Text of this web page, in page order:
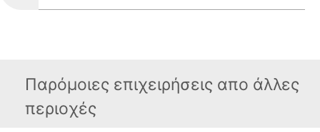
Παρόμοιες επιχειρήσεις απο άλλες
περιοχές